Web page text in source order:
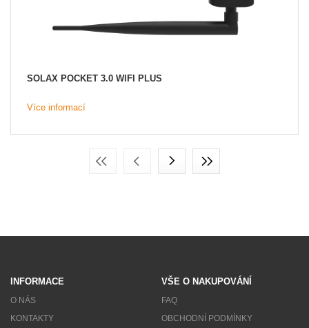
SOLAX POCKET 3.0 WIFI PLUS
Více informací
INFORMACE
O NÁS
KONTAKTY
VŠE O NAKUPOVÁNÍ
FAQ
OBCHODNÍ PODMÍNKY